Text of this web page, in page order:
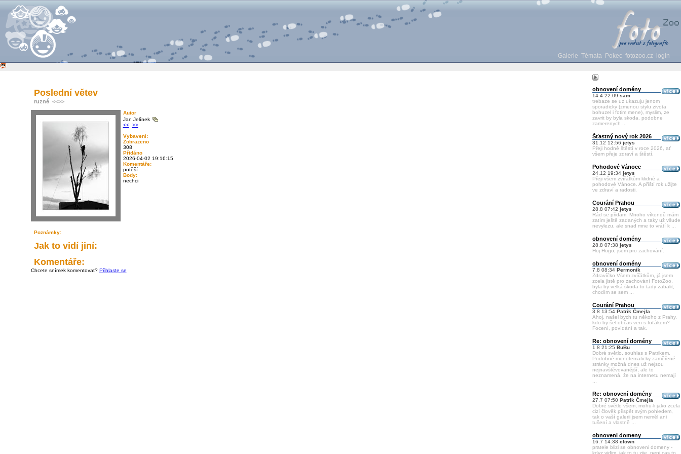
Galerie Témata Pokec fotozoo.cz login
obnovení domény
14.4 22:09 sam
trebaze se uz ukazuju jenom
sporadicky (zmenou stylu zivota
bohuzel i fotim mene), myslim, ze
zavrit by byla skoda. podobne
zamerenych ...
Šťastný nový rok 2026
31.12 12:56 jetys
Přeji hodně štěstí v roce 2026, ať
všem přeje zdraví a štěstí.
Pohodové Vánoce
24.12 19:34 jetys
Přeji všem zvířátkům klidné a
pohodové Vánoce. A příští rok užijte
ve zdraví a radosti.
Courání Prahou
28.8 07:42 jetys
Rád se přidám. Mnoho víkendů mám
zatím ještě zadaných a taky už všude
nevylezu, ale snad mne to vrátí k ...
obnovení domény
28.8 07:38 jetys
Hoj Hugo, jsem pro zachování.
obnovení domény
7.8 08:34 Permoník
Zdravíčko Všem zvířátkům, já jsem
zcela jistě pro zachování FotoZoo,
byla by velká škoda to tady zabalit,
chodím se sem ...
Courání Prahou
3.8 13:54 Patrik Čmejla
Ahoj, našel bych tu někoho z Prahy,
kdo by šel občas ven s foťákem?
Focení, povídání a tak.
Re: obnovení domény
1.8 21:25 BuBu
Dobré světlo, souhlas s Patrikem.
Podobné monotematicky zaměřené
stránky možná dnes už nejsou
nejnavštěvovanější, ale to
neznamená, že na internetu nemají
Re: obnovení domény
27.7 07:50 Patrik Čmejla
Dobré světlo všem, mohu-li jako zcela
cizí člověk přispět svým pohledem,
tak o vaší galerii jsem neměl ani
tušení a vlastně ...
obnoveni domeny
16.7 14:38 clown
pratele blizi se obnoveni domeny -
kdyz vidim, jak to tu zije, neni cas to
Poslední větev
ruzné <<>>
Autor
Jan Jelínek
<< >>
Vybavení:
Zobrazeno
308
Přidáno
2026-04-02 19:16:15
Komentáře:
potěší
Body:
nechci
Poznámky:
Jak to vidí jiní:
Komentáře:
Chcete snímek komentovat? Přihlaste se